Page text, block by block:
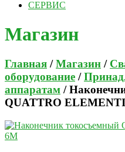
СЕРВИС
Магазин
Главная /Магазин /
оборудование /
аппаратам /
QUATTRO